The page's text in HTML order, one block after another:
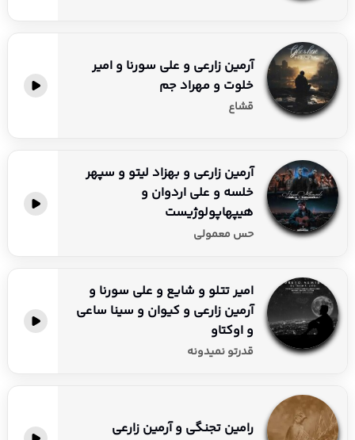
آرمین زارعی و علی سورنا و امیر
خلوت و مهراد جم
قشاع
آرمین زارعی و بهزاد لیتو و سپهر
خلسه و علی اردوان و
هیپهاپولوژیست
حس معمولی
امیر تتلو و شایع و علی سورنا و
آرمین زارعی و کیوان و سینا ساعی
و اوکتاو
قدرتو نمیدونه
رامین تجنگی و آرمین زارعی